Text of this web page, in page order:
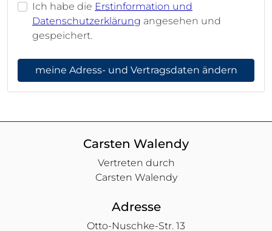
Ich habe die Erstinformation und
Datenschutzerklärung angesehen und
gespeichert.
meine Adress- und Vertragsdaten ändern
Carsten Walendy
Vertreten durch
Carsten Walendy
Adresse
Otto-Nuschke-Str. 13